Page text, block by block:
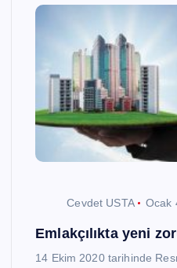
Cevdet USTA Ocak
Emlakçılıkta yeni
14 Ekim 2020 tarihinde